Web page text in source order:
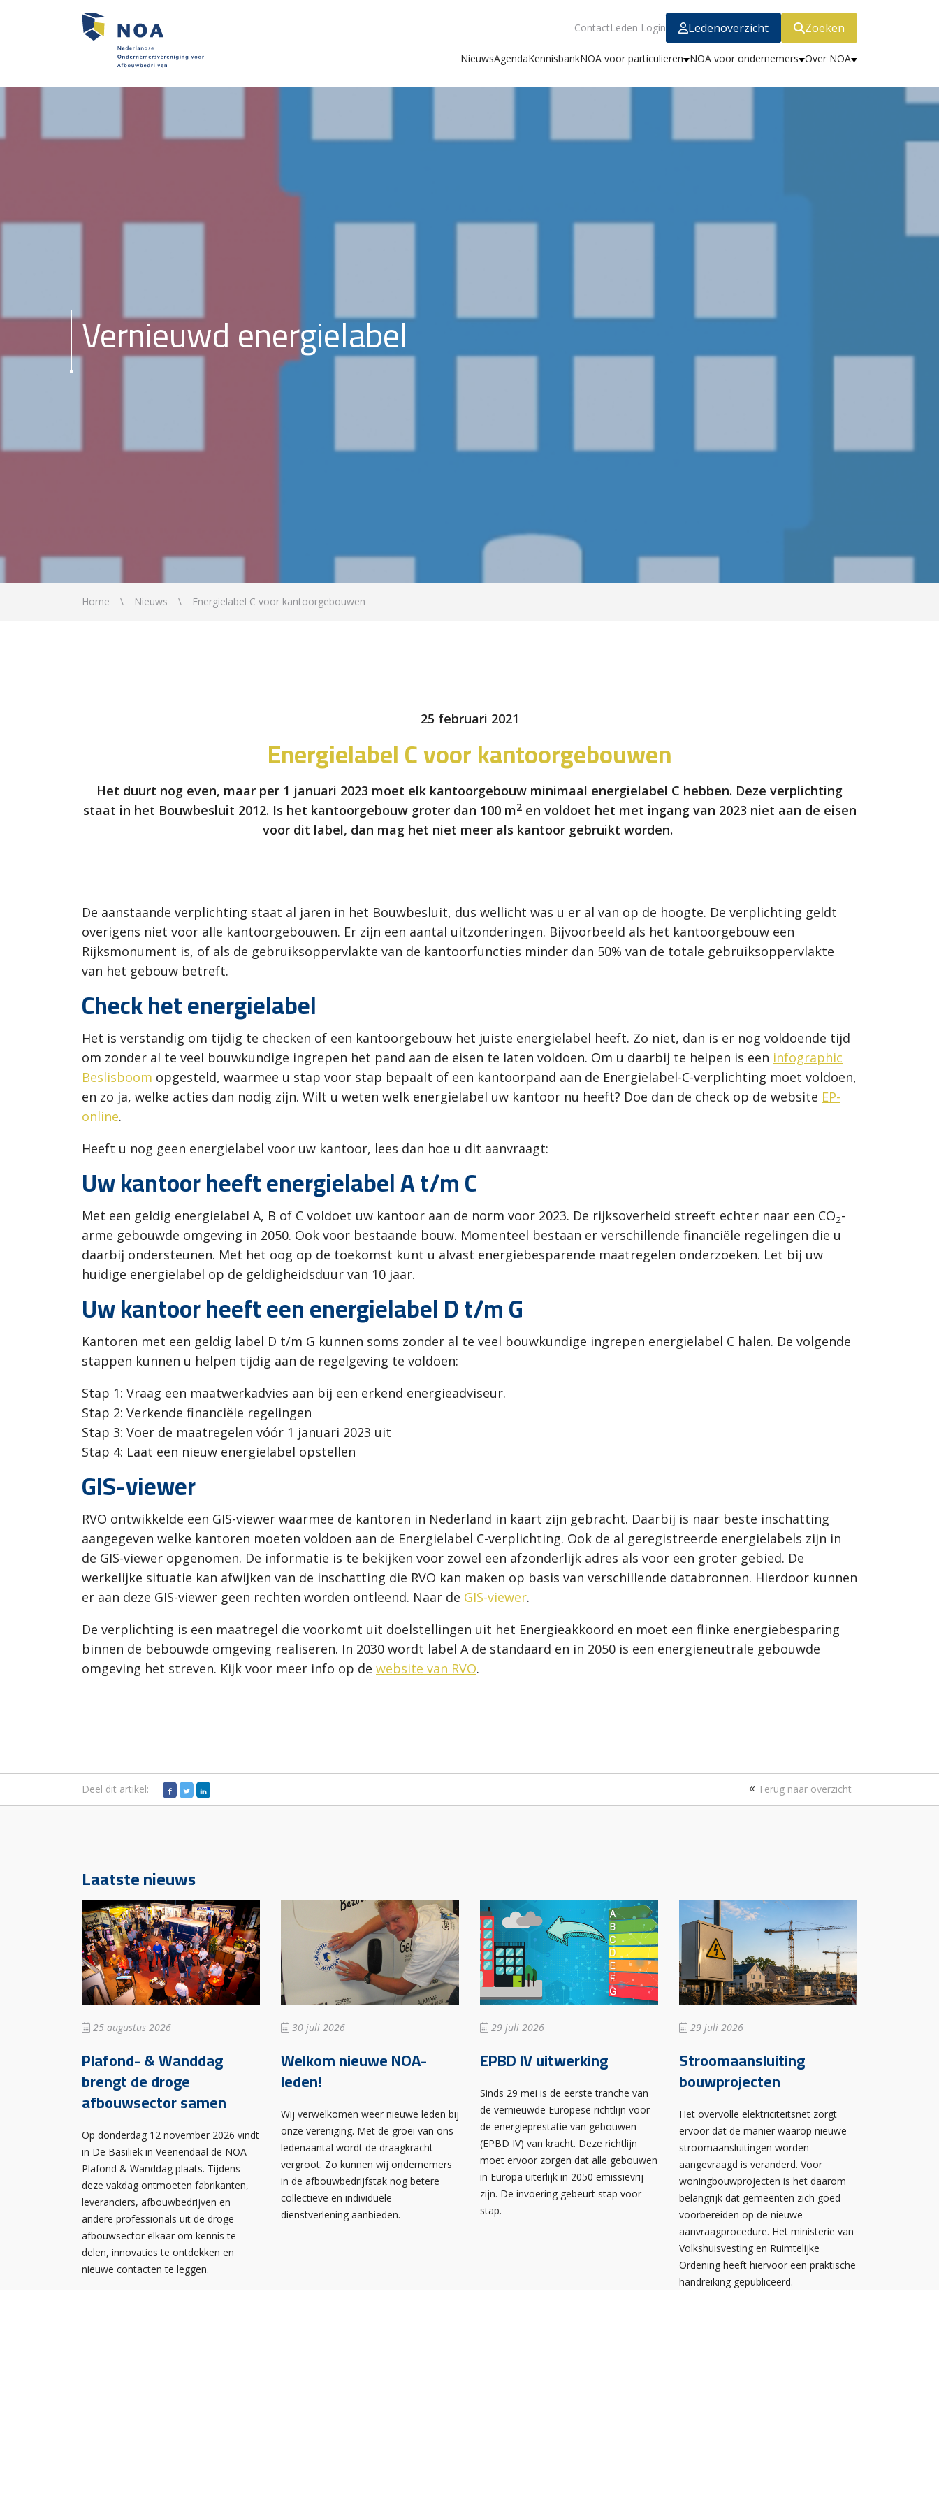
ContactLeden Login Ledenoverzicht Zoeken
NieuwsAgendaKennisbankNOA voor particulieren NOA voor ondernemers Over NOA
Vernieuwd energielabel
Home Nieuws Energielabel C voor kantoorgebouwen
25 februari 2021
Energielabel C voor kantoorgebouwen
Het duurt nog even, maar per 1 januari 2023 moet elk kantoorgebouw minimaal energielabel C hebben. Deze verplichting
staat in het Bouwbesluit 2012. Is het kantoorgebouw groter dan 100 m2en voldoet het met ingang van 2023 niet aan de eisen
voor dit label, dan mag het niet meer als kantoor gebruikt worden.
De aanstaande verplichting staat al jaren in het Bouwbesluit, dus wellicht was u er al van op de hoogte. De verplichting geldt
overigens niet voor alle kantoorgebouwen. Er zijn een aantal uitzonderingen. Bijvoorbeeld als het kantoorgebouw een
Rijksmonument is, of als de gebruiksoppervlakte van de kantoorfuncties minder dan 50% van de totale gebruiksoppervlakte
van het gebouw betreft.
Check het energielabel
Het is verstandig om tijdig te checken of een kantoorgebouw het juiste energielabel heeft. Zo niet, dan is er nog voldoende tijd
om zonder al te veel bouwkundige ingrepen het pand aan de eisen te laten voldoen. Om u daarbij te helpen is een infographic
Beslisboom opgesteld, waarmee u stap voor stap bepaalt of een kantoorpand aan de Energielabel-C-verplichting moet voldoen,
en zo ja, welke acties dan nodig zijn. Wilt u weten welk energielabel uw kantoor nu heeft? Doe dan de check op de website EP-
online.
Heeft u nog geen energielabel voor uw kantoor, lees dan hoe u dit aanvraagt:
Uw kantoor heeft energielabel A t/m C
Met een geldig energielabel A, B of C voldoet uw kantoor aan de norm voor 2023. De rijksoverheid streeft echter naar een CO2-
arme gebouwde omgeving in 2050. Ook voor bestaande bouw. Momenteel bestaan er verschillende financiële regelingen die u
daarbij ondersteunen. Met het oog op de toekomst kunt u alvast energiebesparende maatregelen onderzoeken. Let bij uw
huidige energielabel op de geldigheidsduur van 10 jaar.
Uw kantoor heeft een energielabel D t/m G
Kantoren met een geldig label D t/m G kunnen soms zonder al te veel bouwkundige ingrepen energielabel C halen. De volgende
stappen kunnen u helpen tijdig aan de regelgeving te voldoen:
Stap 1: Vraag een maatwerkadvies aan bij een erkend energieadviseur.
Stap 2: Verkende financiële regelingen
Stap 3: Voer de maatregelen vóór 1 januari 2023 uit
Stap 4: Laat een nieuw energielabel opstellen
GIS-viewer
RVO ontwikkelde een GIS-viewer waarmee de kantoren in Nederland in kaart zijn gebracht. Daarbij is naar beste inschatting
aangegeven welke kantoren moeten voldoen aan de Energielabel C-verplichting. Ook de al geregistreerde energielabels zijn in
de GIS-viewer opgenomen. De informatie is te bekijken voor zowel een afzonderlijk adres als voor een groter gebied. De
werkelijke situatie kan afwijken van de inschatting die RVO kan maken op basis van verschillende databronnen. Hierdoor kunnen
er aan deze GIS-viewer geen rechten worden ontleend. Naar de GIS-viewer.
De verplichting is een maatregel die voorkomt uit doelstellingen uit het Energieakkoord en moet een flinke energiebesparing
binnen de bebouwde omgeving realiseren. In 2030 wordt label A de standaard en in 2050 is een energieneutrale gebouwde
omgeving het streven. Kijk voor meer info op de website van RVO.
Deel dit artikel: Terug naar overzicht
Laatste nieuws
25 augustus 2026
Plafond- & Wanddag
brengt de droge
afbouwsector samen
Op donderdag 12 november 2026 vindt
in De Basiliek in Veenendaal de NOA
Plafond & Wanddag plaats. Tijdens
deze vakdag ontmoeten fabrikanten,
leveranciers, afbouwbedrijven en
andere professionals uit de droge
afbouwsector elkaar om kennis te
delen, innovaties te ontdekken en
nieuwe contacten te leggen.
30 juli 2026
Welkom nieuwe NOA-
leden!
Wij verwelkomen weer nieuwe leden bij
onze vereniging. Met de groei van ons
ledenaantal wordt de draagkracht
vergroot. Zo kunnen wij ondernemers
in de afbouwbedrijfstak nog betere
collectieve en individuele
dienstverlening aanbieden.
29 juli 2026
EPBD IV uitwerking
Sinds 29 mei is de eerste tranche van
de vernieuwde Europese richtlijn voor
de energieprestatie van gebouwen
(EPBD IV) van kracht. Deze richtlijn
moet ervoor zorgen dat alle gebouwen
in Europa uiterlijk in 2050 emissievrij
zijn. De invoering gebeurt stap voor
stap.
29 juli 2026
Stroomaansluiting
bouwprojecten
Het overvolle elektriciteitsnet zorgt
ervoor dat de manier waarop nieuwe
stroomaansluitingen worden
aangevraagd is veranderd. Voor
woningbouwprojecten is het daarom
belangrijk dat gemeenten zich goed
voorbereiden op de nieuwe
aanvraagprocedure. Het ministerie van
Volkshuisvesting en Ruimtelijke
Ordening heeft hiervoor een praktische
handreiking gepubliceerd.